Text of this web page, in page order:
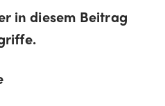
in diesem Beitrag